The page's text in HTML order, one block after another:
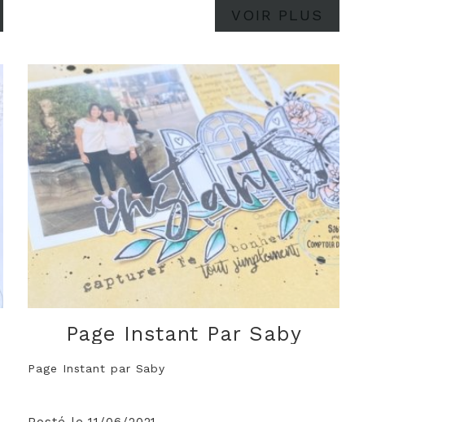
VOIR PLUS
Page Instant Par Saby
Page Instant par Saby